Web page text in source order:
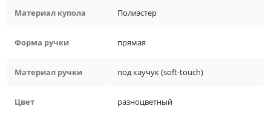
Материал купола Полиэстер
Форма ручки прямая
Материал ручки под каучук (soft-touch)
Цвет разноцветный